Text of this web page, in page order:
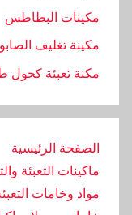
ت
و
و
د
,
ج
مكينات البطاطس
مكينة تغليف
مكنة تعبئة كحول
الصفحة الرئيسية
ماكينات التعبئة
مواد وخامات